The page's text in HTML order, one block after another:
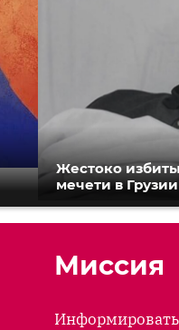
Жестоко
мечети в
Миссия